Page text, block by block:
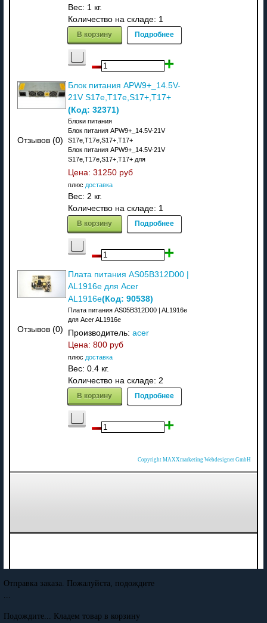
Вес: 1 кг.
Количество на складе: 1
В корзину Подробнее
Отзывов (0)
Блок питания APW9+_14.5V-
21V S17e,T17e,S17+,T17+
(Код: 32371)
Блоки питания
Блок питания APW9+_14.5V-21V
S17e,T17e,S17+,T17+
Блок питания APW9+_14.5V-21V
S17e,T17e,S17+,T17+ для
Цена: 31250 руб
плюс доставка
Вес: 2 кг.
Количество на складе: 1
В корзину Подробнее
Отзывов (0)
Плата питания AS05B312D00 |
AL1916e для Acer
AL1916e(Код: 90538)
Плата питания AS05B312D00 | AL1916e
для Acer AL1916e
Производитель: acer
Цена: 800 руб
плюс доставка
Вес: 0.4 кг.
Количество на складе: 2
В корзину Подробнее
Copyright MAXXmarketing Webdesigner GmbH
Отправка заказа. Пожалуйста, подождите
Подождите... Кладем товар в корзину